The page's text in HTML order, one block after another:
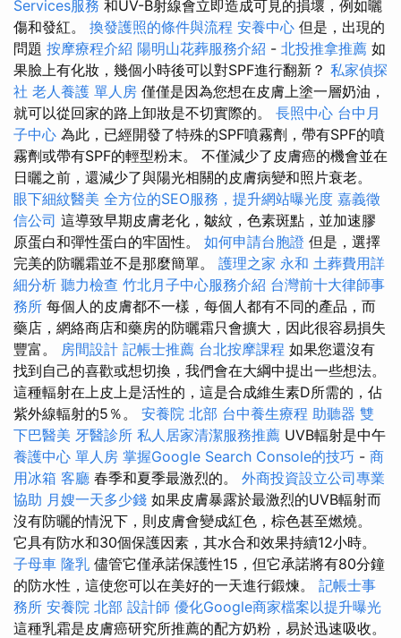
Services服務 和UV-B射線會立即造成可見的損壞，例如曬
傷和發紅。 換發護照的條件與流程 安養中心 但是，出現的
問題 按摩療程介紹 陽明山花葬服務介紹 - 北投推拿推薦 如
果臉上有化妝，幾個小時後可以對SPF進行翻新？ 私家偵探
社 老人養護 單人房 僅僅是因為您想在皮膚上塗一層奶油，
就可以從回家的路上卸妝是不切實際的。 長照中心 台中月
子中心 為此，已經開發了特殊的SPF噴霧劑，帶有SPF的噴
霧劑或帶有SPF的輕型粉末。 不僅減少了皮膚癌的機會並在
日曬之前，還減少了與陽光相關的皮膚病變和照片衰老。
眼下細紋醫美 全方位的SEO服務，提升網站曝光度 嘉義徵
信公司 這導致早期皮膚老化，皺紋，色素斑點，並加速膠
原蛋白和彈性蛋白的牢固性。 如何申請台胞證 但是，選擇
完美的防曬霜並不是那麼簡單。 護理之家 永和 土葬費用詳
細分析 聽力檢查 竹北月子中心服務介紹 台灣前十大律師事
務所 每個人的皮膚都不一樣，每個人都有不同的產品，而
藥店，網絡商店和藥房的防曬霜只會擴大，因此很容易損失
豐富。 房間設計 記帳士推薦 台北按摩課程 如果您還沒有
找到自己的喜歡或想切換，我們會在大綱中提出一些想法。
這種輻射在上皮上是活性的，這是合成維生素D所需的，佔
紫外線輻射的5％。 安養院 北部 台中養生療程 助聽器 雙
下巴醫美 牙醫診所 私人居家清潔服務推薦 UVB輻射是中午
養護中心 單人房 掌握Google Search Console的技巧 - 商
用冰箱 客廳 春季和夏季最激烈的。 外商投資設立公司專業
協助 月嫂一天多少錢 如果皮膚暴露於最激烈的UVB輻射而
沒有防曬的情況下，則皮膚會變成紅色，棕色甚至燃燒。
它具有防水和30個保護因素，其水合和效果持續12小時。
子母車 隆乳 儘管它僅承諾保護性15，但它承諾將有80分鐘
的防水性，這使您可以在美好的一天進行鍛煉。 記帳士事
務所 安養院 北部 設計師 優化Google商家檔案以提升曝光
這種乳霜是皮膚癌研究所推薦的配方奶粉，易於迅速吸收。